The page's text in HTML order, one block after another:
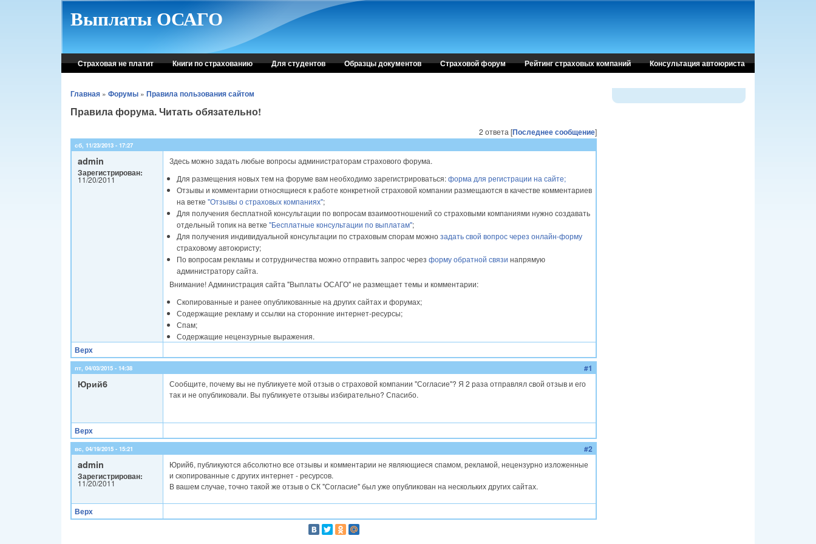
Выплаты ОСАГО
Страховая не платит Книги по страхованию Для студентов Образцы документов Страховой форум Рейтинг страховых компаний Консультация автоюриста
Главная» Форумы» Правила пользования сайтом
Правила форума. Читать обязательно!
2 ответа [Последнее сообщение]
сб, 11/23/2013 - 17:27
admin
Зарегистрирован:
11/20/2011
Здесь можно задать любые вопросы администраторам страхового форума.
Для размещения новых тем на форуме вам необходимо зарегистрироваться:форма для регистрации на сайте;
Отзывы и комментарии относящиеся к работе конкретной страховой компании размещаются в качестве комментариев
на ветке "Отзывы о страховых компаниях";
Для получения бесплатной консультации по вопросам взаимоотношений со страховыми компаниями нужно создавать
отдельный топик на ветке "Бесплатные консультации по выплатам";
Для получения индивидуальной консультации по страховым спорам можнозадать свой вопрос через онлайн-форму
страховому автоюристу;
По вопросам рекламы и сотрудничества можно отправить запрос через форму обратной связи напрямую
администратору сайта.
Внимание! Администрация сайта "Выплаты ОСАГО" не размещает темы и комментарии:
Скопированные и ранее опубликованные на других сайтах и форумах;
Содержащие рекламу и ссылки на сторонние интернет-ресурсы;
Спам;
Содержащие нецензурные выражения.
Верх
пт, 04/03/2015 - 14:38 #1
Юрий6
Сообщите, почему вы не публикуете мой отзыв о страховой компании "Согласие"? Я 2 раза отправлял свой отзыв и его
так и не опубликовали. Вы публикуете отзывы избирательно? Спасибо.
Верх
вс, 04/19/2015 - 15:21 #2
admin
Зарегистрирован:
11/20/2011
Юрий6, публикуются абсолютно все отзывы и комментарии не являющиеся спамом, рекламой, нецензурно изложенные
и скопированные с других интернет - ресурсов.
В вашем случае, точно такой же отзыв о СК "Согласие" был уже опубликован на нескольких других сайтах.
Верх